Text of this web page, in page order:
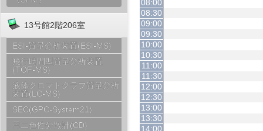
13号館2階206室
ESI-質量分析装置(ESI-MS)
飛行時間型質量分析装置
(TOF-MS)
液体クロマトグラフ質量分析
装置(LC-MS)
SEC(GPC-System21)
円二色性分散計(CD)
08:00
08:30
09:00
09:30
10:00
10:30
11:00
11:30
12:00
12:30
13:00
13:30
14:00